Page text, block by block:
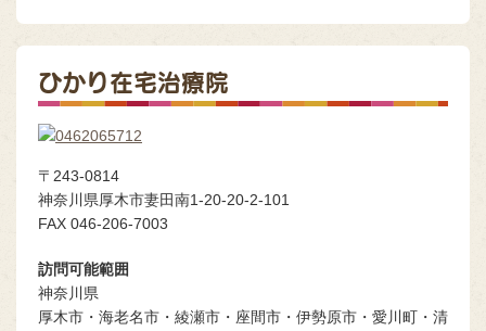
ひかり在宅治療院
〒243-0814
神奈川県厚木市妻田南1-20-20-2-101
FAX 046-206-7003
訪問可能範囲
神奈川県
厚木市・海老名市・綾瀬市・座間市・伊勢原市・愛川町・清